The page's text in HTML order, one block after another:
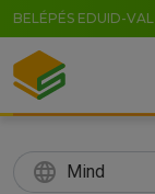
BELÉPÉS EDUID-VAL
language Mind